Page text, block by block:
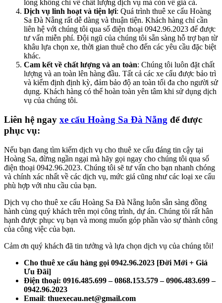
lòng không chỉ về chất lượng dịch vụ mà còn về giá cả.
Dịch vụ linh hoạt và tiện lợi: Quá trình thuê xe cẩu Hoàng
Sa Đà Nẵng rất dễ dàng và thuận tiện. Khách hàng chỉ cần
liên hệ với chúng tôi qua số điện thoại 0942.96.2023 để được
tư vấn miễn phí. Đội ngũ của chúng tôi sẵn sàng hỗ trợ bạn từ
khâu lựa chọn xe, thời gian thuê cho đến các yêu cầu đặc biệt
khác.
Cam kết về chất lượng và an toàn: Chúng tôi luôn đặt chất
lượng và an toàn lên hàng đầu. Tất cả các xe cẩu được bảo trì
và kiểm định định kỳ, đảm bảo độ an toàn tối đa cho người sử
dụng. Khách hàng có thể hoàn toàn yên tâm khi sử dụng dịch
vụ của chúng tôi.
Liên hệ ngay xe cẩu Hoàng Sa Đà Nẵng để được
phục vụ:
Nếu bạn đang tìm kiếm dịch vụ cho thuê xe cẩu đáng tin cậy tại
Hoàng Sa, đừng ngần ngại mà hãy gọi ngay cho chúng tôi qua số
điện thoại 0942.96.2023. Chúng tôi sẽ tư vấn cho bạn nhanh chóng
và chính xác nhất về các dịch vụ, mức giá cũng như các loại xe cẩu
phù hợp với nhu cầu của bạn.
Dịch vụ cho thuê xe cẩu Hoàng Sa Đà Nẵng luôn sẵn sàng đồng
hành cùng quý khách trên mọi công trình, dự án. Chúng tôi rất hân
hạnh được phục vụ bạn và mong muốn góp phần vào sự thành công
của công việc của bạn.
Cảm ơn quý khách đã tin tưởng và lựa chọn dịch vụ của chúng tôi!
Cho thuê xe cẩu hàng gọi 0942.96.2023 [Đời Mới + Giá
Ưu Đãi]
Điện thoại: 0916.485.699 – 0868.153.579 – 0906.483.699 –
0942.96.2023
Email: thuexecau.net@gmail.com